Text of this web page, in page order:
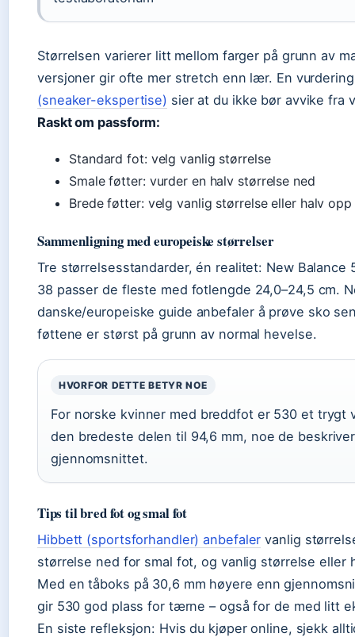
Størrelsen varierer litt mellom farger på grunn av
versjoner gir ofte mer stretch enn lær. En
(sneaker-ekspertise) sier at du ikke bør avvike fra
Raskt om passform:
Standard fot: velg vanlig størrelse
Smale føtter: vurder en halv størrelse ned
Brede føtter: velg vanlig størrelse eller halv opp
Sammenligning med europeiske størrelser
Tre størrelsesstandarder, én realitet: New Balance
38 passer de fleste med fotlengde 24,0–24,5 cm.
danske/europeiske guide anbefaler å prøve sko
føttene er størst på grunn av normal hevelse.
HVORFOR DETTE BETYR NOE
For norske kvinner med breddfot er 530 et trygt
den bredeste delen til 94,6 mm, noe de
gjennomsnittet.
Tips til bred fot og smal fot
Hibbett (sportsforhandler) anbefaler vanlig
størrelse ned for smal fot, og vanlig størrelse eller
Med en tåboks på 30,6 mm høyere enn
gir 530 god plass for tærne – også for de med litt
En siste refleksjon: Hvis du kjøper online, sjekk